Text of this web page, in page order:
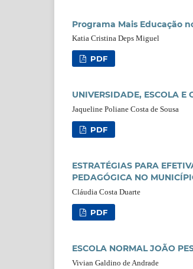
Programa Mais Educação
Katia Cristina Deps Miguel
PDF
UNIVERSIDADE, ESCOLA
Jaqueline Poliane Costa de Sousa
PDF
ESTRATÉGIAS PARA
PEDAGÓGICA NO
Cláudia Costa Duarte
PDF
ESCOLA NORMAL JOÃO
Vivian Galdino de Andrade